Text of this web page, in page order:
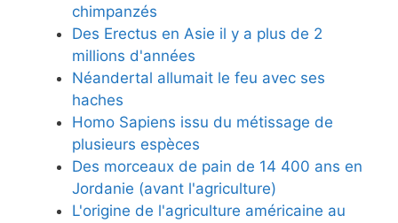
chimpanzés
Des Erectus en Asie il y a plus de 2
millions d'années
Néandertal allumait le feu avec ses
haches
Homo Sapiens issu du métissage de
plusieurs espèces
Des morceaux de pain de 14 400 ans en
Jordanie (avant l'agriculture)
L'origine de l'agriculture américaine au